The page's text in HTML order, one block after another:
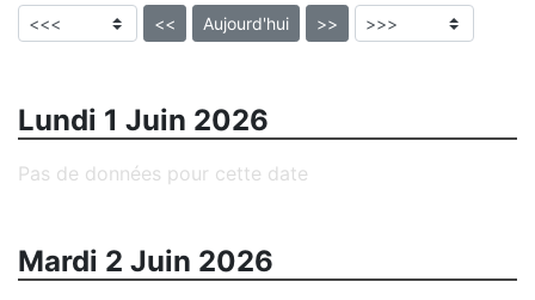
<< Aujourd'hui >>
Lundi 1 Juin 2026
Pas de données pour cette date
Mardi 2 Juin 2026